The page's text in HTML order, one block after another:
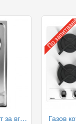
Електрически плот за вграждане Hansa BHEI301077
По